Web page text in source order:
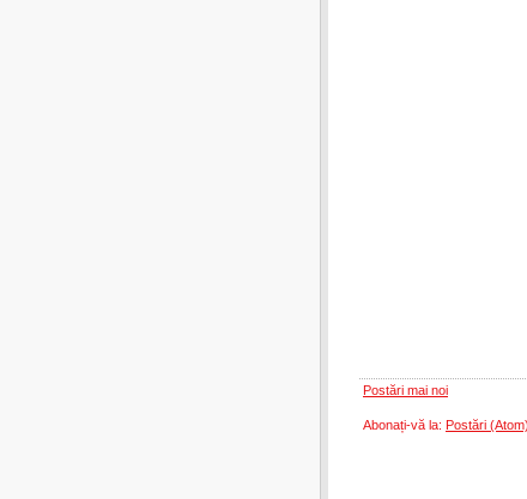
Postări mai noi
Abonați-vă la: Postări (Atom)